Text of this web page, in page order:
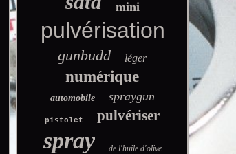
mini
pulvérisation
gunbudd léger
numérique
automobile spraygun
pistolet pulvériser
spray de l'huile d'olive